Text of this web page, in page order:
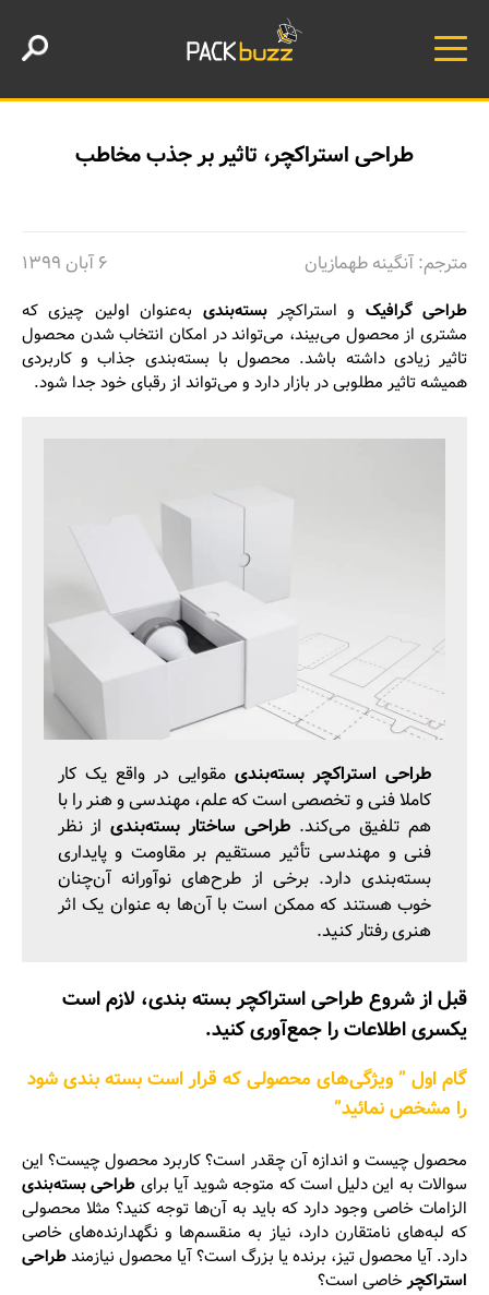
طراحی استراکچر، تاثیر بر جذب مخاطب
۶ آبان ۱۳۹۹ مترجم: آنگینه طهمازیان
طراحی گرافیک و استراکچربسته‌بندی به‌عنوان اولین چیزی که
مشتری از محصول می‌بیند، می‌تواند در امکان انتخاب شدن محصول
تاثیر زیادی داشته باشد. محصول با بسته‌بندی جذاب و کاربردی
همیشه تاثیر مطلوبی در بازار دارد و می‌تواند از رقبای خود جدا شود.
طراحی استراکچر بسته‌بندی مقوایی در واقع یک کار
کاملا فنی و تخصصی است که علم، مهندسی و هنر را با
هم تلفیق می‌کند.طراحی ساختار بسته‌بندیاز نظر
فنی و مهندسی تأثیر مستقیم بر مقاومت و پایداری
بسته‌بندی دارد. برخی از طرح‌های نوآورانه آن‌چنان
خوب هستند که ممکن است با آن‌ها به عنوان یک اثر
هنری رفتار کنید.
قبل از شروع طراحی استراکچر بسته ‌بندی، لازم است
یکسری اطلاعات را جمع‌آوری کنید.
گام اول ” ویژگی‌های محصولی که قرار است بسته ‌بندی شود
را مشخص نمائید”
محصول چیست و اندازه آن چقدر است؟ کاربرد محصول چیست؟ این
سوالات به این دلیل است که متوجه شوید آیا برای طراحی بسته‌بندی
الزامات خاصی وجود دارد که باید به آن‌ها توجه کنید؟ مثلا محصولی
که لبه‌های نامتقارن دارد، نیاز به منقسم‌ها و نگهدارنده‌های خاصی
دارد. آیا محصول تیز، برنده یا بزرگ است؟ آیا محصول نیازمندطراحی
استراکچرخاصی است؟